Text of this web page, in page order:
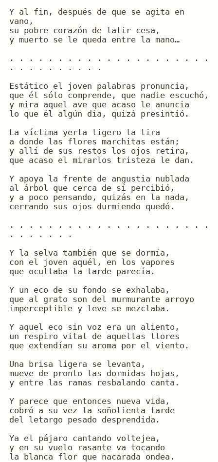
Y al fin, después de que se agita en
vano,
su pobre corazón de latir cesa,
y muerto se le queda entre la mano…
. . . . . . . . . . . . . . . . . . . . .
. . . . . . . . . .
Estático el joven palabras pronuncia,
que él sólo comprende, que nadie escuchó,
y mira aquel ave que acaso le anuncia
lo que él algún día, quizá presintió.
La víctima yerta ligero la tira
a donde las flores marchitas están;
y allí de sus restos los ojos retira,
que acaso el mirarlos tristeza le dan.
Y apoya la frente de angustia nublada
al árbol que cerca de sí percibió,
y a poco pensando, quizás en la nada,
cerrando sus ojos durmiendo quedó.
. . . . . . . . . . . . . . . . . . . . .
. . . . . . .
Y la selva también que se dormía,
con el joven aquél, en los vapores
que ocultaba la tarde parecía.
Y un eco de su fondo se exhalaba,
que al grato son del murmurante arroyo
imperceptible y leve se mezclaba.
Y aquel eco sin voz era un aliento,
un respiro vital de aquellas llores
que extendían su aroma por el viento.
Una brisa ligera se levanta,
mueve de pronto las dormidas hojas,
y entre las ramas resbalando canta.
Y parece que entonces nueva vida,
cobró a su vez la soñolienta tarde
del letargo pesado desprendida.
Ya el pájaro cantando voltejea,
y en su vuelo rasante va tocando
la blanca flor que nacarada ondea.